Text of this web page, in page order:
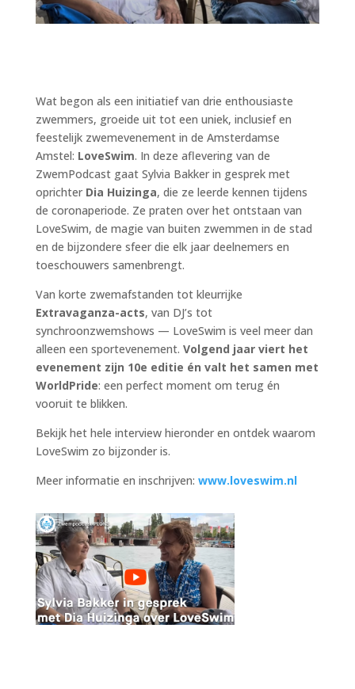
Wat begon als een initiatief van drie enthousiaste
zwemmers, groeide uit tot een uniek, inclusief en
feestelijk zwemevenement in de Amsterdamse
Amstel: LoveSwim. In deze aflevering van de
ZwemPodcast gaat Sylvia Bakker in gesprek met
oprichter Dia Huizinga, die ze leerde kennen tijdens
de coronaperiode. Ze praten over het ontstaan van
LoveSwim, de magie van buiten zwemmen in de stad
en de bijzondere sfeer die elk jaar deelnemers en
toeschouwers samenbrengt.
Van korte zwemafstanden tot kleurrijke
Extravaganza-acts, van DJ’s tot
synchroonzwemshows — LoveSwim is veel meer dan
alleen een sportevenement. Volgend jaar viert het
evenement zijn 10e editie én valt het samen met
WorldPride: een perfect moment om terug én
vooruit te blikken.
Bekijk het hele interview hieronder en ontdek waarom
LoveSwim zo bijzonder is.
Meer informatie en inschrijven: www.loveswim.nl